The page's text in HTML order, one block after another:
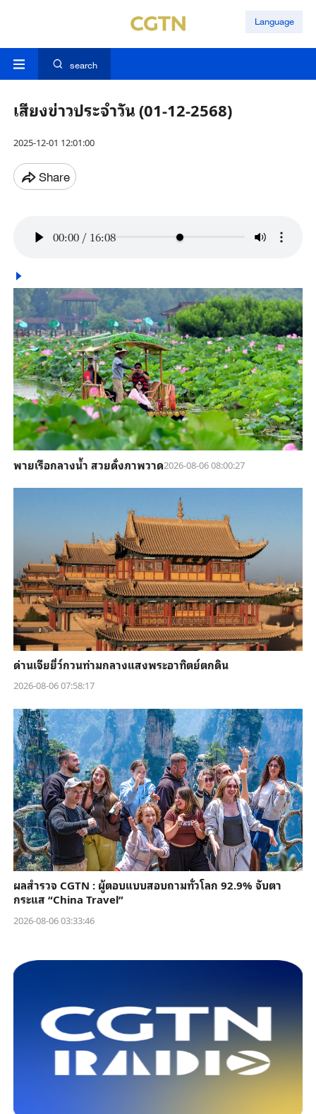
Language
search
เสียงข่าวประจำวัน (01-12-2568)
2025-12-01 12:01:00
Share
00:00 / 16:08
พายเรือกลางน้ำ สวยดั่งภาพวาด2026-08-06 08:00:27
ด่านเจียยี่ว์กวนท่ามกลางแสงพระอาทิตย์ตกดิน
2026-08-06 07:58:17
ผลสำรวจ CGTN : ผู้ตอบแบบสอบถามทั่วโลก 92.9% จับตา
กระแส “China Travel”
2026-08-06 03:33:46